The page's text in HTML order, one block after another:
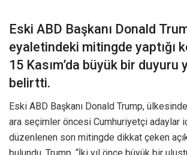
Eski ABD Başkanı Donald
eyaletindeki mitingde yaptığı
15 Kasım’da büyük bir duyuru
belirtti.
Eski ABD Başkanı Donald Trump,
ara seçimler öncesi Cumhuriyetçi adaylar
düzenlenen son mitingde dikkat çeken